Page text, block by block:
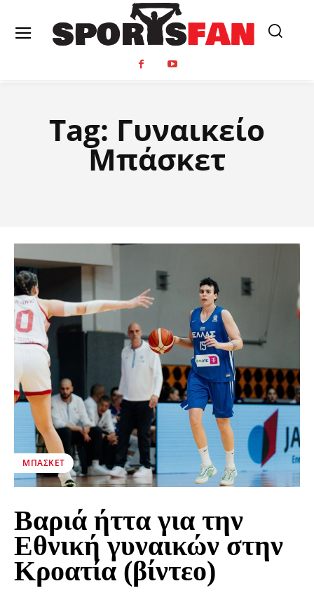
Tag: Γυναικείο
Μπάσκετ
ΜΠΆΣΚΕΤ
Βαριά ήττα για την
Εθνική γυναικών στην
Κροατία (βίντεο)